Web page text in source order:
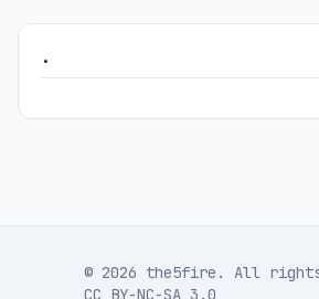
.
© 2026 the5fire. All
CC BY-NC-SA 3.0